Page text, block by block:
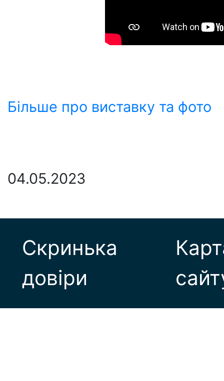
Більше про виставку та фото
04.05.2023
Скринька
довіри